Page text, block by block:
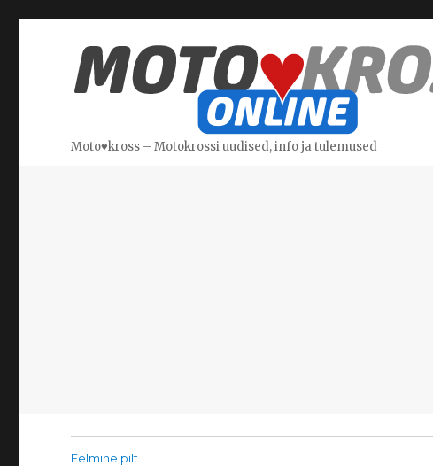
Moto♥kross – Motokrossi uudised, info ja tulemused
Eelmine pilt